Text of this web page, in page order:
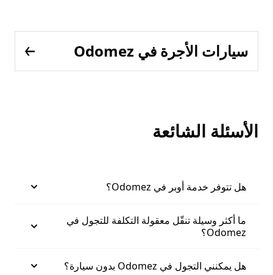
سيارات الأجرة في Odomez
الأسئلة الشائعة
هل تتوفر خدمة أوبر في Odomez؟
ما أكثر وسيلة تنقّل معقولة التكلفة للتجول في
Odomez؟
هل يمكنني التجول في Odomez بدون سيارة؟